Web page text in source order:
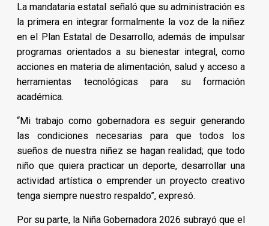
La mandataria estatal señaló que su administración es
la primera en integrar formalmente la voz de la niñez
en el Plan Estatal de Desarrollo, además de impulsar
programas orientados a su bienestar integral, como
acciones en materia de alimentación, salud y acceso a
herramientas tecnológicas para su formación
académica.
“Mi trabajo como gobernadora es seguir generando
las condiciones necesarias para que todos los
sueños de nuestra niñez se hagan realidad; que todo
niño que quiera practicar un deporte, desarrollar una
actividad artística o emprender un proyecto creativo
tenga siempre nuestro respaldo”, expresó.
Por su parte, la Niña Gobernadora 2026 subrayó que el